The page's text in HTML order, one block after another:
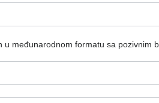
međunarodnom formatu sa pozivnim